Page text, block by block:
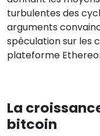
turbulentes des
arguments
spéculation sur les
plateforme
La
bitcoin